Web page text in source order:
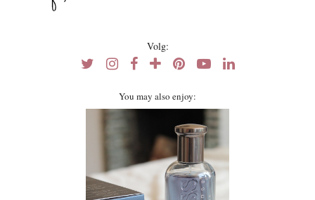
Volg:
You may also enjoy: